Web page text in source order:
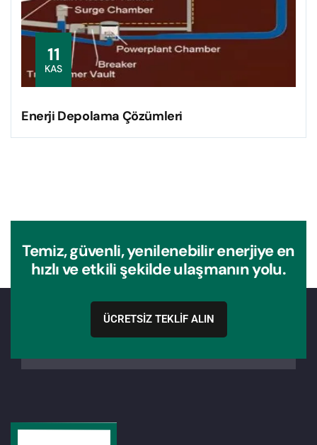
11
KAS
Enerji Depolama Çözümleri
Temiz, güvenli, yenilenebilir enerjiye en
hızlı ve etkili şekilde ulaşmanın yolu.
ÜCRETSİZ TEKLİF ALIN